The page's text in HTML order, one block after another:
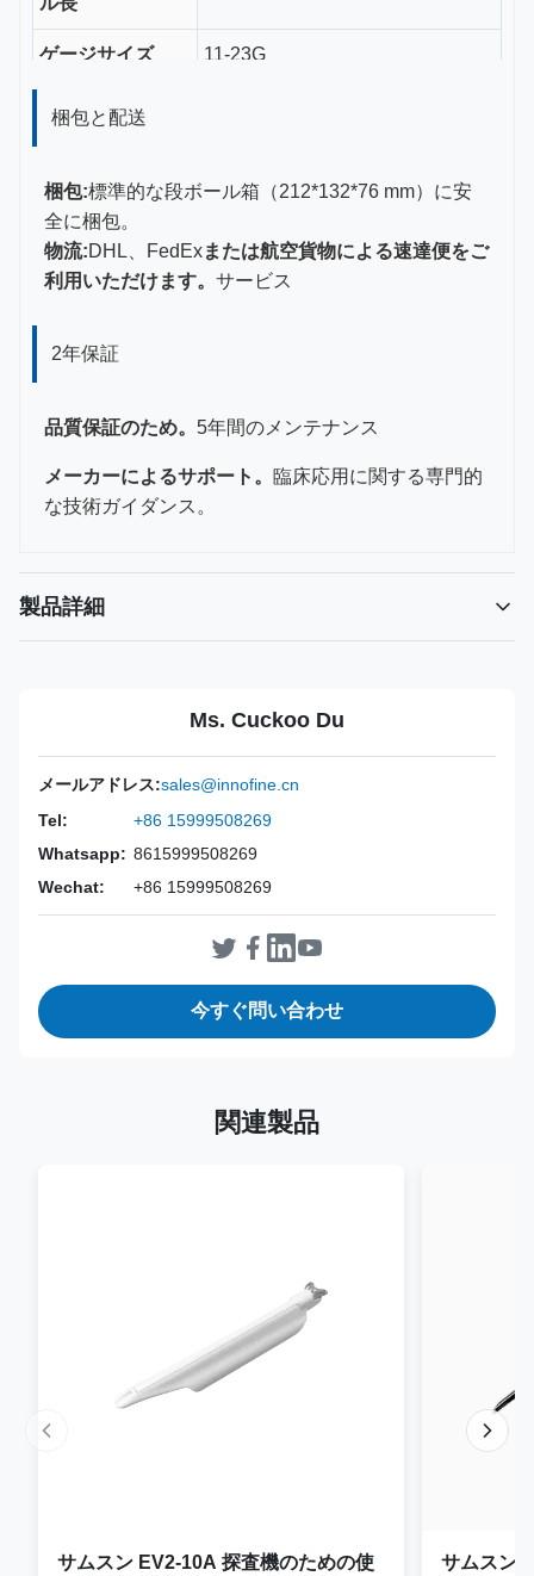
ゲージサイズ 11-23G
認証
梱包と配送
梱包:標準的な段ボール箱（212*132*76 mm）に安
全に梱包。
物流:DHL、FedExまたは航空貨物による速達便をご
利用いただけます。 サービス
2年保証
品質保証のため。 5年間のメンテナンス
メーカーによるサポート。 臨床応用に関する専門的
な技術ガイダンス。
製品詳細
Method:
Ms. Cuckoo Du
メールアドレス:sales@innofine.cn
Tel:
+86 15999508269
Whatsapp: 8615999508269
Wechat:
+86 15999508269
今すぐ問い合わせ
関連製品
サムスン EV2-10A 探査機のための使
サムスン